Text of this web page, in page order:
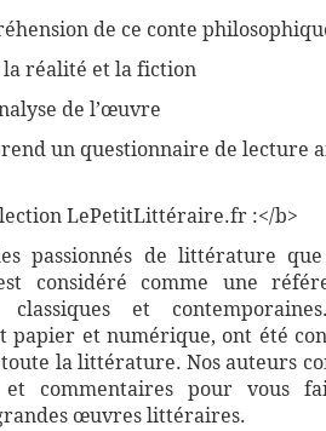
de ce conte
la réalité et la fiction
de l’œuvre
un questionnaire de lecture
LePetitLittéraire.fr :</b>
passionnés de littérature
considéré comme une
classiques et
papier et numérique, ont été
la littérature. Nos auteurs
et commentaires pour vous
œuvres littéraires.